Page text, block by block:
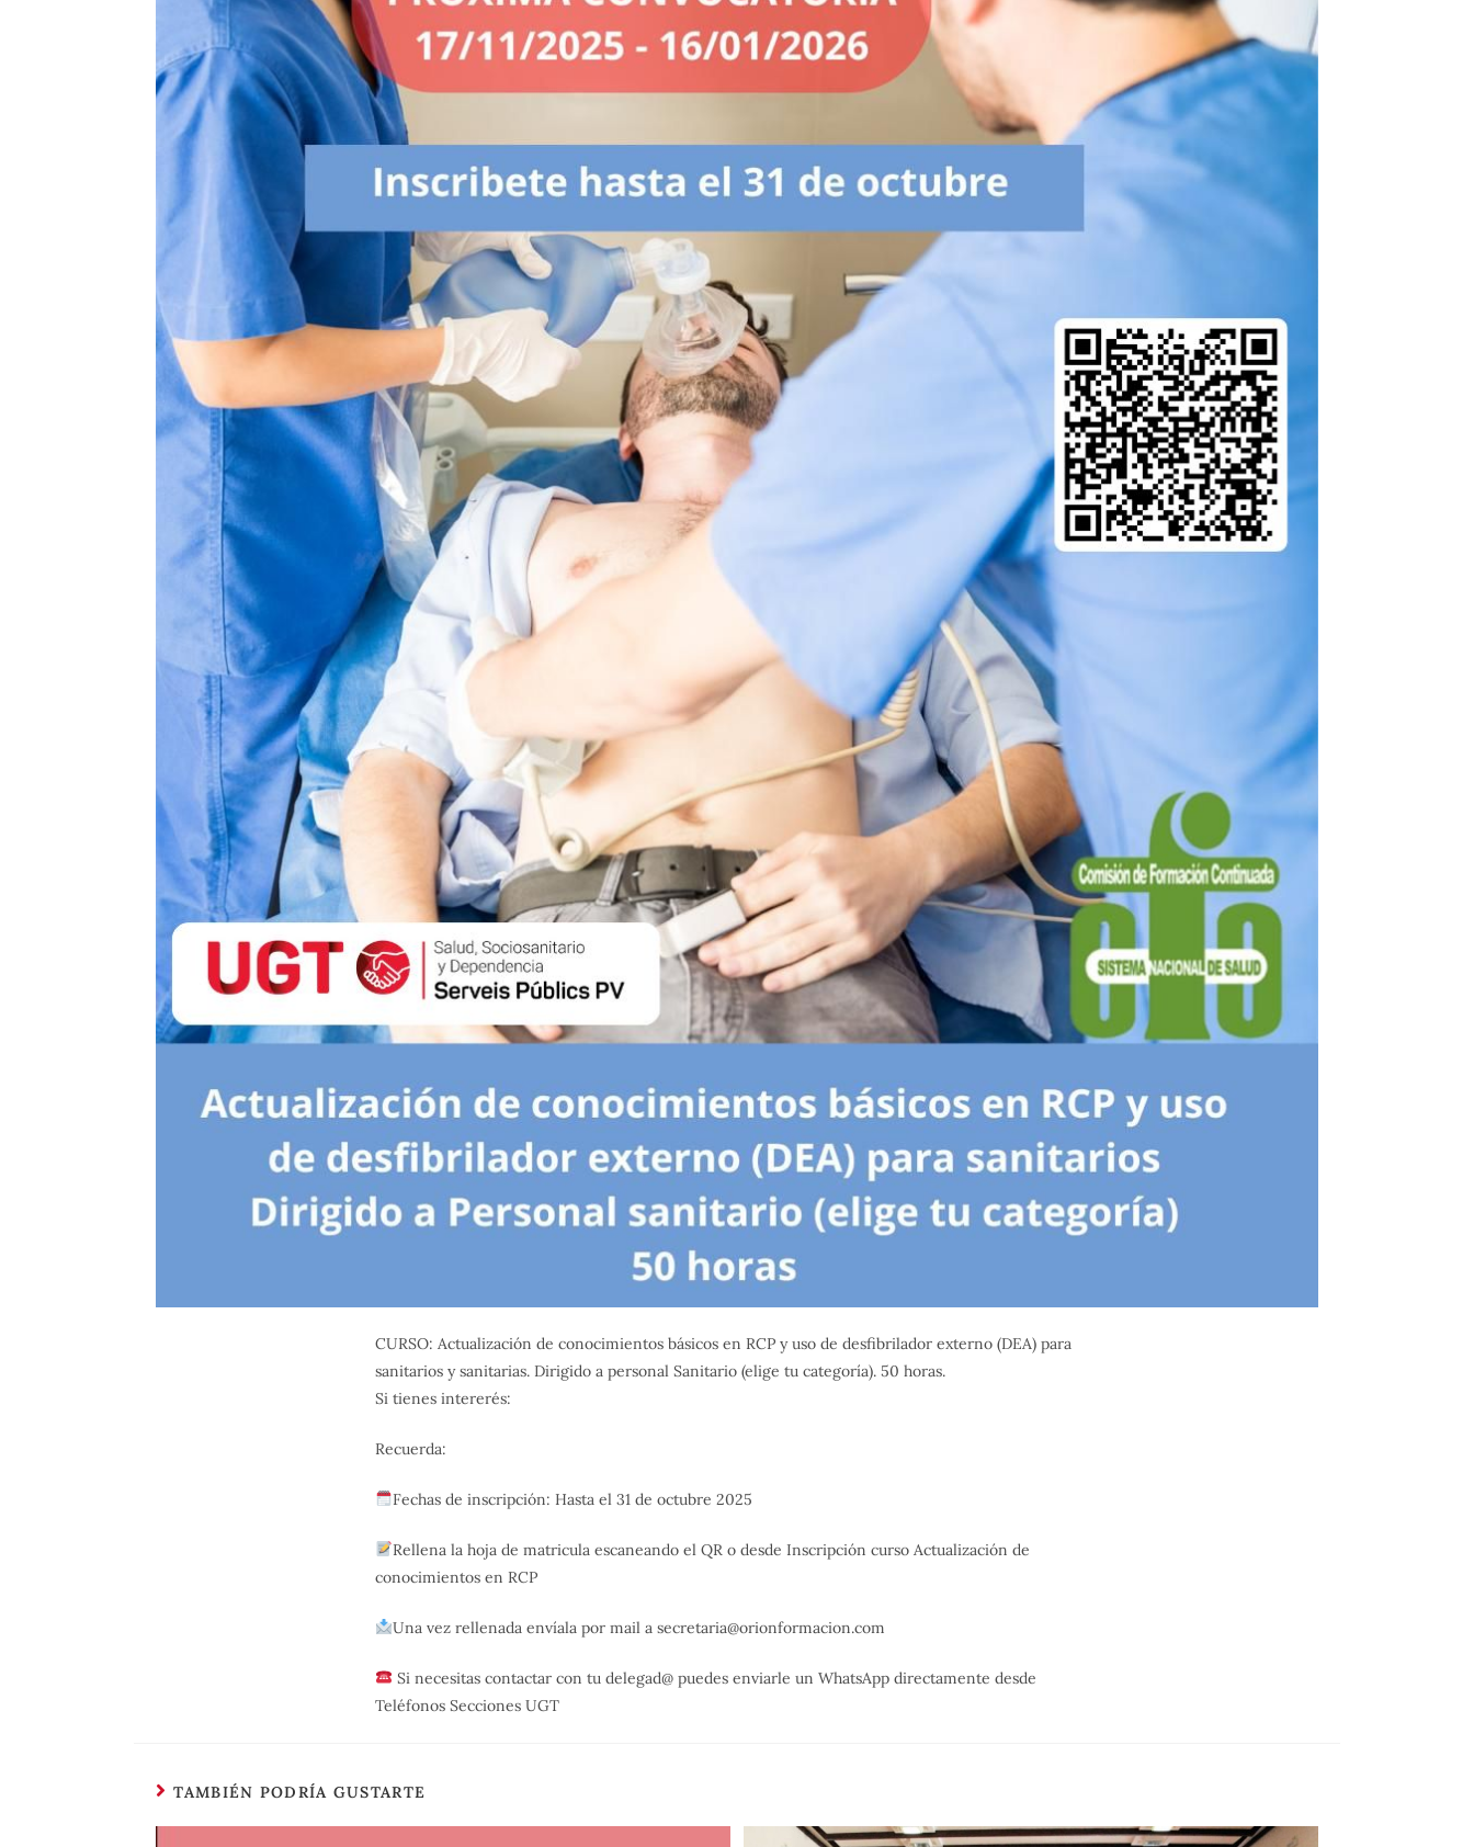
CURSO: Actualización de conocimientos básicos en RCP y uso de desfibrilador externo (DEA) para
sanitarios y sanitarias. Dirigido a personal Sanitario (elige tu categoría). 50 horas.
Si tienes intererés:
Recuerda:
Fechas de inscripción: Hasta el 31 de octubre 2025
Rellena la hoja de matricula escaneando el QR o desde Inscripción curso Actualización de
conocimientos en RCP
Una vez rellenada envíala por mail a secretaria@orionformacion.com
Si necesitas contactar con tu delegad@ puedes enviarle un WhatsApp directamente desde
Teléfonos Secciones UGT
TAMBIÉN PODRÍA GUSTARTE